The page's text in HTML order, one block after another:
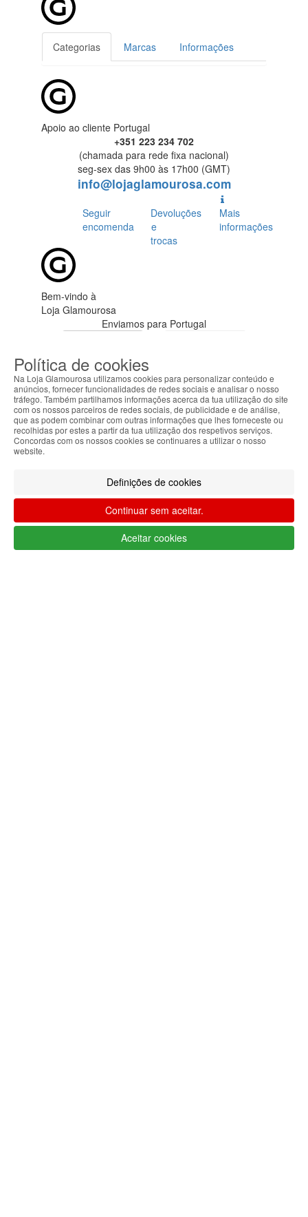
Categorias Marcas Informações
Apoio ao cliente Portugal
+351 223 234 702
(chamada para rede fixa nacional)
seg-sex das 9h00 às 17h00 (GMT)
info@lojaglamourosa.com
Seguir
encomenda
Devoluções
e
trocas
Mais
informações
Bem-vindo à
Loja Glamourosa
Enviamos para Portugal
As suas preferências
MENU
0 CARRINHO
Política de cookies
Na Loja Glamourosa utilizamos cookies para personalizar conteúdo e
anúncios, fornecer funcionalidades de redes sociais e analisar o nosso
tráfego. Também partilhamos informações acerca da tua utilização do site
com os nossos parceiros de redes sociais, de publicidade e de análise,
que as podem combinar com outras informações que lhes forneceste ou
recolhidas por estes a partir da tua utilização dos respetivos serviços.
Concordas com os nossos cookies se continuares a utilizar o nosso
website.
Definições de cookies
Continuar sem aceitar.
Aceitar cookies